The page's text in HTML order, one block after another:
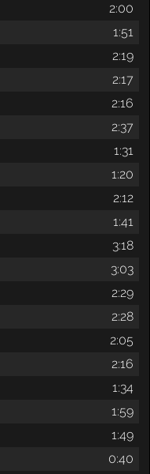
2:00
1:51
2:19
2:17
2:16
2:37
1:31
1:20
2:12
1:41
3:18
3:03
2:29
2:28
2:05
2:16
1:34
1:59
1:49
0:40